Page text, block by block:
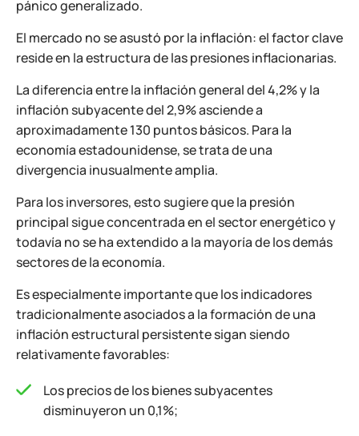
pánico generalizado.
El mercado no se asustó por la inflación: el factor clave
reside en la estructura de las presiones inflacionarias.
La diferencia entre la inflación general del 4,2% y la
inflación subyacente del 2,9% asciende a
aproximadamente 130 puntos básicos. Para la
economía estadounidense, se trata de una
divergencia inusualmente amplia.
Para los inversores, esto sugiere que la presión
principal sigue concentrada en el sector energético y
todavía no se ha extendido a la mayoría de los demás
sectores de la economía.
Es especialmente importante que los indicadores
tradicionalmente asociados a la formación de una
inflación estructural persistente sigan siendo
relativamente favorables:
Los precios de los bienes subyacentes
disminuyeron un 0,1%;